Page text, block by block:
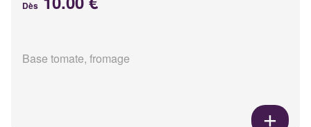
Dès
Base tomate, fromage